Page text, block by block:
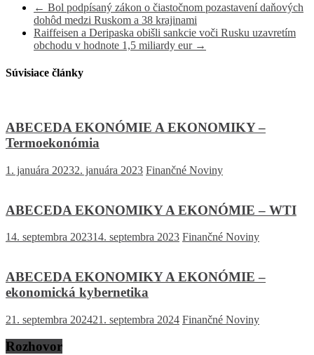
← Bol podpísaný zákon o čiastočnom pozastavení daňových
dohôd medzi Ruskom a 38 krajinami
Raiffeisen a Deripaska obišli sankcie voči Rusku uzavretím
obchodu v hodnote 1,5 miliardy eur →
Súvisiace články
ABECEDA EKONÓMIE A EKONOMIKY –
Termoekonómia
1. januára 20232. januára 2023 Finančné Noviny
ABECEDA EKONOMIKY A EKONÓMIE – WTI
14. septembra 202314. septembra 2023 Finančné Noviny
ABECEDA EKONOMIKY A EKONÓMIE –
ekonomická kybernetika
21. septembra 202421. septembra 2024 Finančné Noviny
Rozhovor